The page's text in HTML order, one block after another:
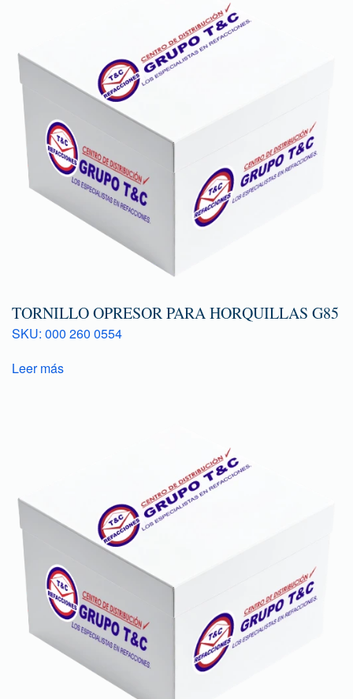
TORNILLO OPRESOR PARA HORQUILLAS G85
SKU: 000 260 0554
Leer más